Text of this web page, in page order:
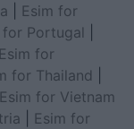
Esim for
for Portugal
Esim for
for Thailand
Esim for Vietnam
Esim for